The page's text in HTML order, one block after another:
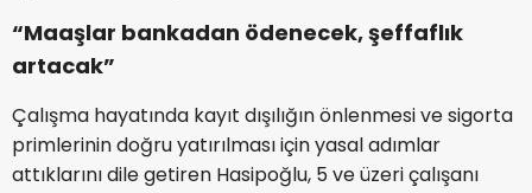
“Maaşlar bankadan ödenecek, şeffaflık
artacak”
Çalışma hayatında kayıt dışılığın önlenmesi ve sigorta
primlerinin doğru yatırılması için yasal adımlar
attıklarını dile getiren Hasipoğlu, 5 ve üzeri çalışanı